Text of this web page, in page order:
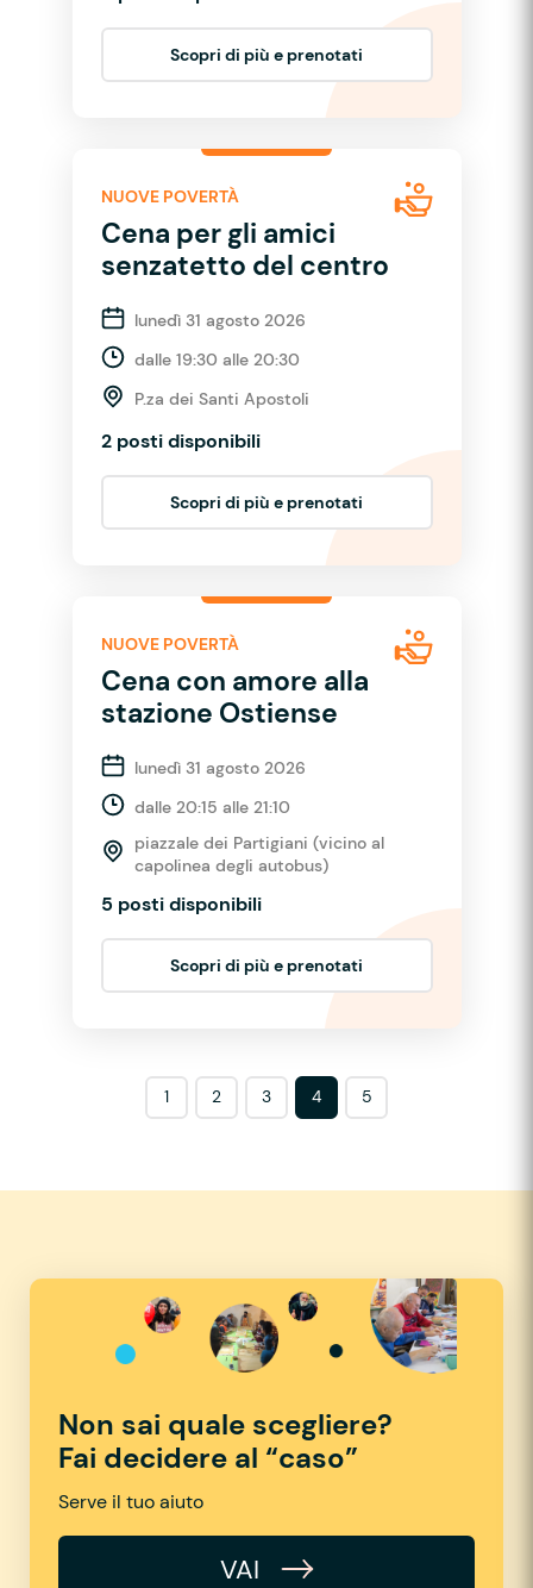
Scopri di più e prenotati
NUOVE POVERTÀ
Cena per gli amici
senzatetto del centro
lunedì 31 agosto 2026
dalle 19:30 alle 20:30
P.za dei Santi Apostoli
2 posti disponibili
Scopri di più e prenotati
NUOVE POVERTÀ
Cena con amore alla
stazione Ostiense
lunedì 31 agosto 2026
dalle 20:15 alle 21:10
piazzale dei Partigiani (vicino al
capolinea degli autobus)
5 posti disponibili
Scopri di più e prenotati
1 2 3 4 5
Non sai quale scegliere?
Fai decidere al “caso”
Serve il tuo aiuto
VAI